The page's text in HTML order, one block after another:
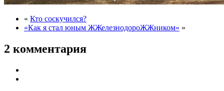
« Кто соскучился?
«Как я стал юным ЖЖелезнодороЖЖником» »
2 комментария